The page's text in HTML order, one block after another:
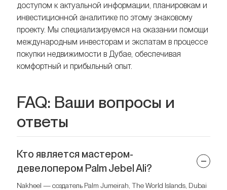
доступом к актуальной информации, планировкам и
инвестиционной аналитике по этому знаковому
проекту. Мы специализируемся на оказании помощи
международным инвесторам и экспатам в процессе
покупки недвижимости в Дубае, обеспечивая
комфортный и прибыльный опыт.
FAQ: Ваши вопросы и
ответы
Кто является мастером-
девелопером Palm Jebel Ali?
Nakheel — создатель Palm Jumeirah, The World Islands, Dubai